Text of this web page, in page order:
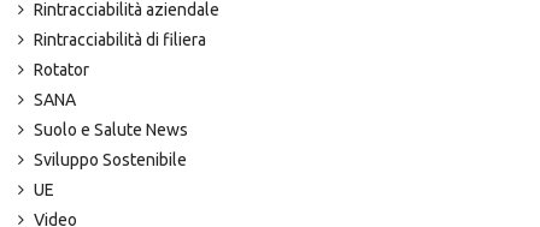
Rintracciabilità aziendale
Rintracciabilità di filiera
Rotator
SANA
Suolo e Salute News
Sviluppo Sostenibile
UE
Video